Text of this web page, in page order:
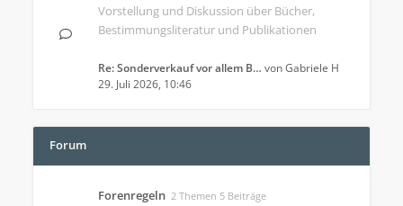
Vorstellung und Diskussion über Bücher,
Bestimmungsliteratur und Publikationen
Re: Sonderverkauf vor allem B… vonGabriele H
29. Juli 2026, 10:46
Forum
Forenregeln 2 Themen 5 Beiträge